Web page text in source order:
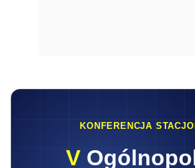
KONFERENCJA
V